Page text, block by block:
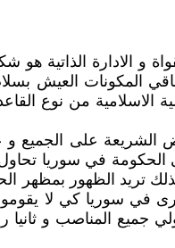
و الادارة الذاتية
المكونات العيش
من نوع
على الجميع و
الحكومة في سوريا
تريد الظهور
سوريا كي لا
جميع المناصب و